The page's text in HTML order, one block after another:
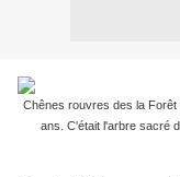
Chênes rouvres des la
ans. C'était l'arbre sacré